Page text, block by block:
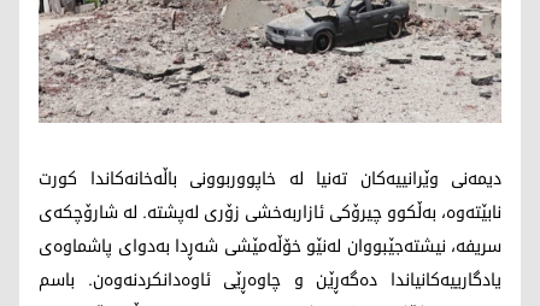
دیمەنی وێرانییەکان تەنیا لە خاپووربوونی باڵەخانەکاندا کورت
نابێتەوە، بەڵکوو چیرۆکی ئازاربەخشی زۆری لەپشتە. لە شارۆچکەی
سریفە، نیشتەجێبووان لەنێو خۆڵەمێشی شەڕدا بەدوای پاشماوەی
یادگارییەکانیاندا دەگەڕێن و چاوەڕێی ئاوەدانکردنەوەن. باسم